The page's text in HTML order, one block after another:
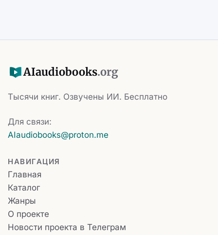
AIaudiobooks.org
Тысячи книг. Озвучены ИИ. Бесплатно
Для связи:
AIaudiobooks@proton.me
НАВИГАЦИЯ
Главная
Каталог
Жанры
О проекте
Новости проекта в Телеграм